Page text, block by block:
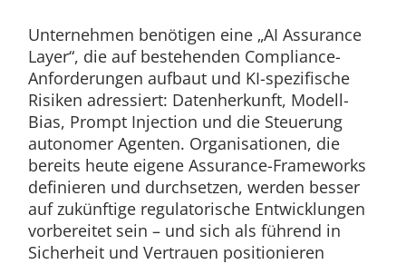
Unternehmen benötigen eine „AI Assurance
Layer“, die auf bestehenden Compliance-
Anforderungen aufbaut und KI-spezifische
Risiken adressiert: Datenherkunft, Modell-
Bias, Prompt Injection und die Steuerung
autonomer Agenten. Organisationen, die
bereits heute eigene Assurance-Frameworks
definieren und durchsetzen, werden besser
auf zukünftige regulatorische Entwicklungen
vorbereitet sein – und sich als führend in
Sicherheit und Vertrauen positionieren